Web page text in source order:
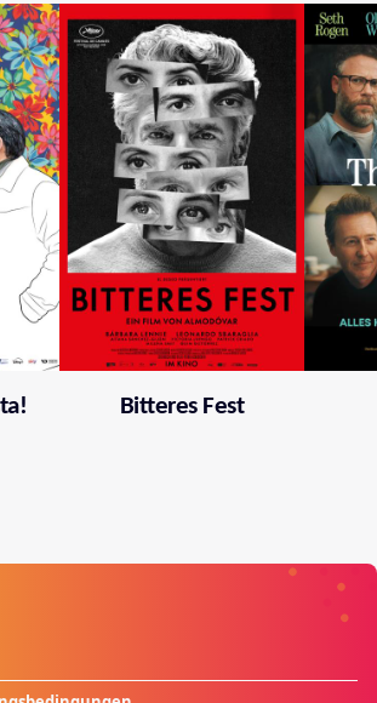
Bitteres Fest